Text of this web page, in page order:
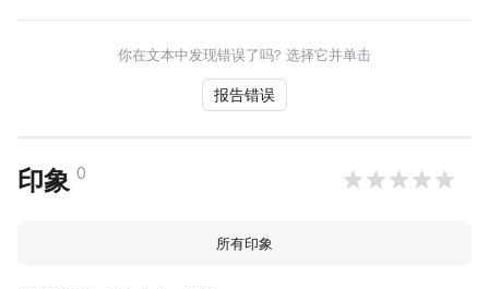
你在文本中发现错误了吗? 选择它并单击
报告错误
印象 0
所有印象